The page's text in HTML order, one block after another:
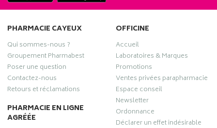
PHARMACIE CAYEUX
Qui sommes-nous ?
Groupement Pharmabest
Poser une question
Contactez-nous
Retours et réclamations
PHARMACIE EN LIGNE
AGRÉÉE
OFFICINE
Accueil
Laboratoires & Marques
Promotions
Ventes privées parapharmacie
Espace conseil
Newsletter
Ordonnance
Déclarer un effet indésirable